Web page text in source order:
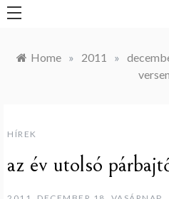
Home » 2011 »
HÍREK
az év utolsó